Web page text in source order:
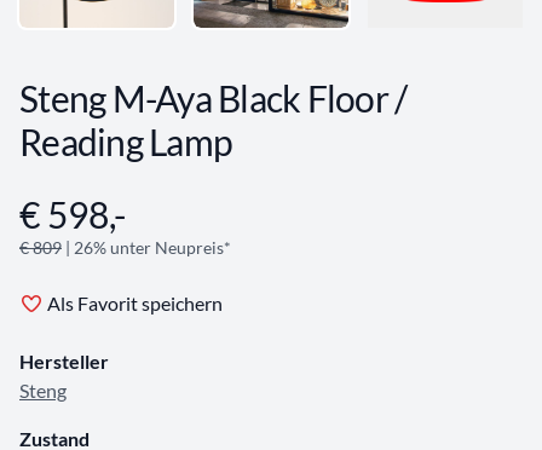
Steng M-Aya Black Floor /
Reading Lamp
Angebotsinformationen
€ 598,-
€ 809 | 26% unter Neupreis*
Als Favorit speichern
Hersteller
Steng
Zustand